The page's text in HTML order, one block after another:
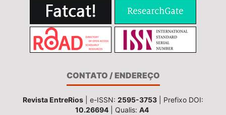
CONTATO / ENDEREÇO
Revista EntreRios | e-ISSN: 2595-3753 | Prefixo DOI:
10.26694 | Qualis: A4